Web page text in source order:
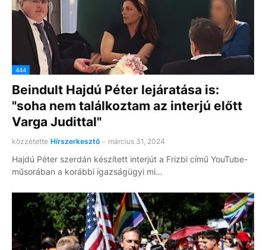
444
Beindult Hajdú Péter lejáratása is:
"soha nem találkoztam az interjú előtt
Varga Judittal"
közzétette Hírszerkesztő - március 31, 2024
Hajdú Péter szerdán készített interjút a Frizbi című YouTube-
műsorában a korábbi igazságügyi mi…